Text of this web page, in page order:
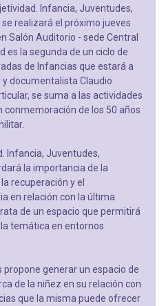
Infancia, Juventudes,
realizará el próximo jueves
Salón Auditorio - sede Central
es la segunda de un ciclo de
de Infancias que estará a
documentalista Claudio
se suma a las actividades
conmemoración de los 50 años
Infancia, Juventudes,
la importancia de la
recuperación y el
en relación con la última
de un espacio que permitirá
temática en entornos
propone generar un espacio de
de la niñez en su relación con
que la misma puede ofrecer